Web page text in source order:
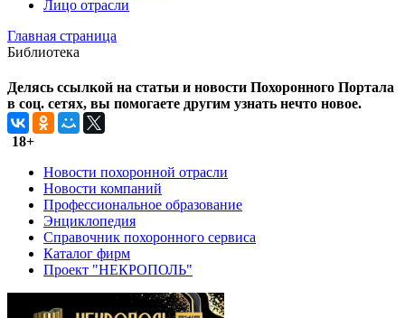
Лицо отрасли
Главная страница
Библиотека
Делясь ссылкой на статьи и новости Похоронного Портала
в соц. сетях, вы помогаете другим узнать нечто новое.
18+
Новости похоронной отрасли
Новости компаний
Профессиональное образование
Энциклопедия
Справочник похоронного сервиса
Каталог фирм
Проект "НЕКРОПОЛЬ"